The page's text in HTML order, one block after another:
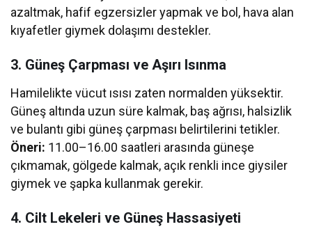
azaltmak, hafif egzersizler yapmak ve bol, hava alan
kıyafetler giymek dolaşımı destekler.
3. Güneş Çarpması ve Aşırı Isınma
Hamilelikte vücut ısısı zaten normalden yüksektir.
Güneş altında uzun süre kalmak, baş ağrısı, halsizlik
ve bulantı gibi güneş çarpması belirtilerini tetikler.
Öneri: 11.00–16.00 saatleri arasında güneşe
çıkmamak, gölgede kalmak, açık renkli ince giysiler
giymek ve şapka kullanmak gerekir.
4. Cilt Lekeleri ve Güneş Hassasiyeti